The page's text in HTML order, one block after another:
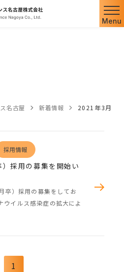
Menu
名古屋 新着情報 2021年3月
採用情報
採用の募集を開始い
卒）採用の募集をしてお
イルス感染症の拡大によ
1